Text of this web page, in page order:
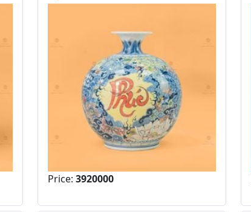
Price: 3920000